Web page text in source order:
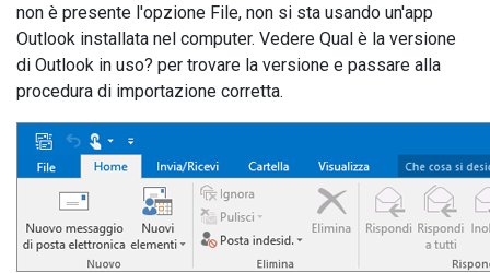
non è presente l'opzione File, non si sta usando un'app
Outlook installata nel computer. Vedere Qual è la versione
di Outlook in uso? per trovare la versione e passare alla
procedura di importazione corretta.